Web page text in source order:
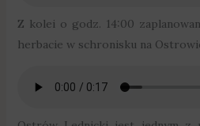
Z kolei o godz. 14:00
herbacie w schronisku na